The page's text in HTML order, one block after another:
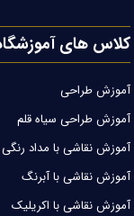
کلاس های
آموزش طراحی
آموزش طراحی سیاه قلم
آموزش نقاشی با مداد رنگی
آموزش نقاشی با آبرنگ
آموزش نقاشی با اکریلیک